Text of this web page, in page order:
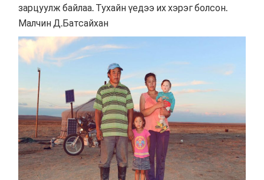
зарцуулж байлаа. Тухайн үедээ их хэрэг болсон.
Малчин Д.Батсайхан